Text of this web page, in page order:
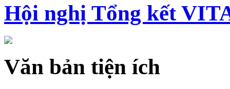
Hội nghị Tổng kết
Văn bản tiện ích